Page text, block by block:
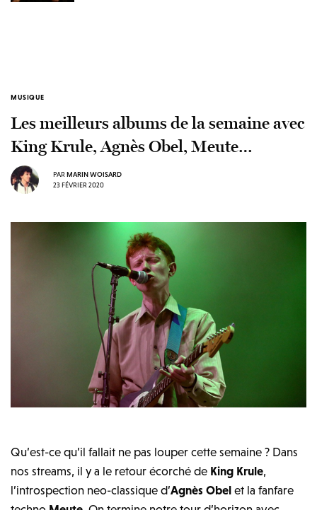
MUSIQUE
Les meilleurs albums de la semaine avec
King Krule, Agnès Obel, Meute…
PAR MARIN WOISARD
23 FÉVRIER 2020
Qu’est-ce qu’il fallait ne pas louper cette semaine ? Dans
nos streams, il y a le retour écorché de King Krule,
l’introspection neo-classique d’Agnès Obel et la fanfare